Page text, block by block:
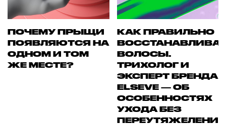
ПОЧЕМУ ПРЫЩИ
ПОЯВЛЯЮТСЯ НА
ОДНОМ И ТОМ
ЖЕ МЕСТЕ?
КАК ПРАВИЛЬНО
ВОЛОСЫ.
ТРИХОЛОГ И
ЭКСПЕРТ БРЕНДА
ELSEVE — ОБ
ОСОБЕННОСТЯХ
УХОДА БЕЗ
ПЕРЕУТЯЖЕЛЕНИЯ